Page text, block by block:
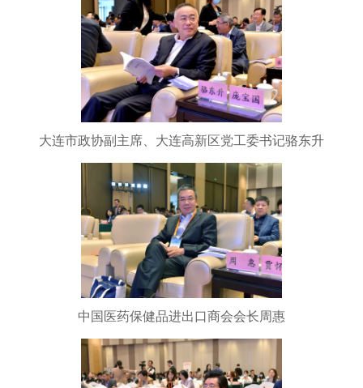
大连市政协副主席、大连高新区党工委书记骆东升
中国医药保健品进出口商会会长周惠